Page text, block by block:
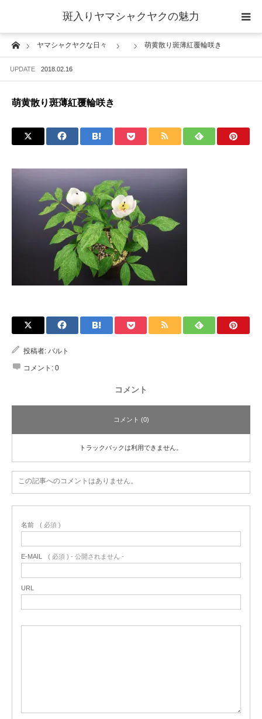
斑入りヤマシャクヤクの魅力
Homeヤマシャクヤクな日々 萌黄散り斑薄紅覆輪咲き
UPDATE 2018.02.16
萌黄散り斑薄紅覆輪咲き
投稿者: バルト
コメント: 0
コメント
コメント (0)
トラックバックは利用できません。
この記事へのコメントはありません。
名前 ( 必須 )
E-MAIL ( 必須 ) - 公開されません -
URL
当サイトについて
斑入りヤマシャクヤクの魅力 ギャラリー